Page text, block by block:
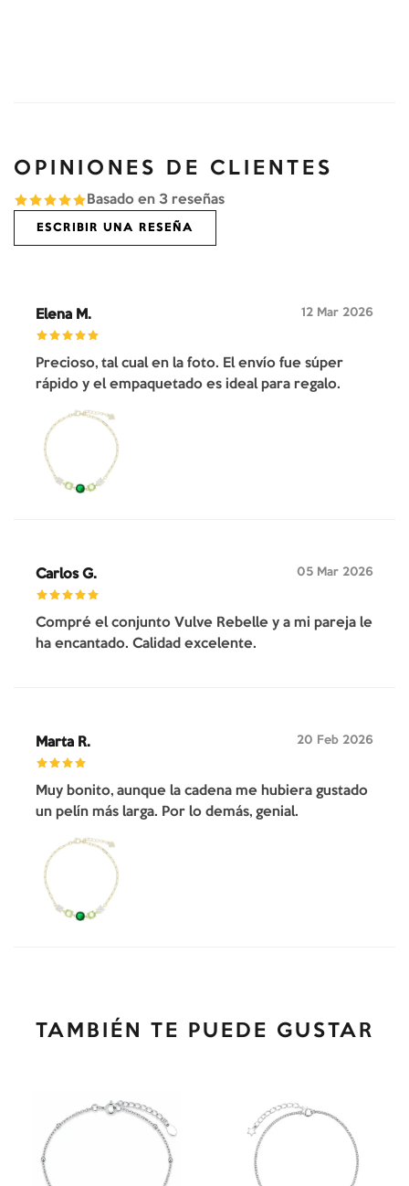
OPINIONES DE CLIENTES
Basado en 3 reseñas
ESCRIBIR UNA RESEÑA
Elena M. 12 Mar 2026
Precioso, tal cual en la foto. El envío fue súper
rápido y el empaquetado es ideal para regalo.
Carlos G. 05 Mar 2026
Compré el conjunto Vulve Rebelle y a mi pareja le
ha encantado. Calidad excelente.
Marta R. 20 Feb 2026
Muy bonito, aunque la cadena me hubiera gustado
un pelín más larga. Por lo demás, genial.
TAMBIÉN TE PUEDE GUSTAR